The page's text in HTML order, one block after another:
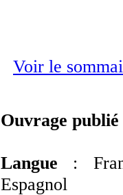
Voir le
Ouvrage publié
Langue :
Espagnol